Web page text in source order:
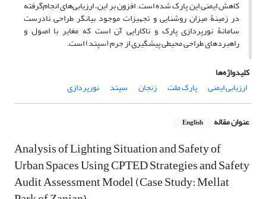
کاهش ایمنی این پارک شده است. افزون بر این، ارزیابی‌های انجام‌گرفته
در زمینۀ میزان روشنایی و تجهیزات موجود بیانگر طراحی نادرست
سامانۀ نورپردازی پارک و ناکارایی آن است که مغایر با اصول و
راهبردهای طراحی محیطی پیشگیری از جرم (سپتد) است.
کلیدواژه‌ها
ارزیابی ایمنی
پارک ملت زنجان سپتد نورپردازی
عنوان مقاله English
Analysis of Lighting Situation and Safety of
Urban Spaces Using CPTED Strategies and Safety
Audit Assessment Model (Case Study: Mellat